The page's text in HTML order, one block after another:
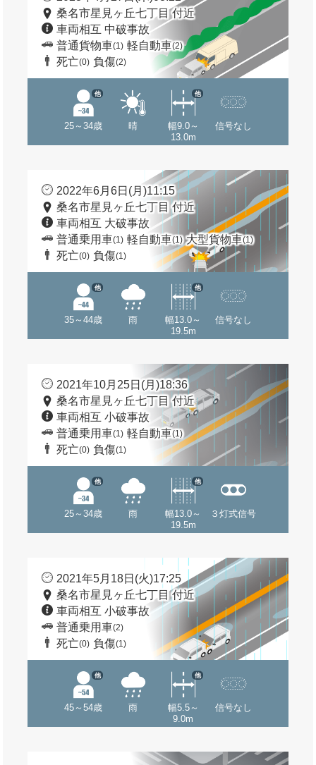
桑名市星見ヶ丘七丁目 付近
車両相互 中破事故
普通貨物車(1) 軽自動車(2)
死亡(0) 負傷(2)
25～34歳
他
晴
幅9.0～
13.0m
他
信号なし
2022年6月6日(月)11:15
桑名市星見ヶ丘七丁目 付近
車両相互 大破事故
普通乗用車(1) 軽自動車(1) 大型貨物車(1)
死亡(0) 負傷(1)
35～44歳
他
雨
幅13.0～
19.5m
他
信号なし
2021年10月25日(月)18:36
桑名市星見ヶ丘七丁目 付近
車両相互 小破事故
普通乗用車(1) 軽自動車(1)
死亡(0) 負傷(1)
25～34歳
他
雨
幅13.0～
19.5m
他
３灯式信号
2021年5月18日(火)17:25
桑名市星見ヶ丘七丁目 付近
車両相互 小破事故
普通乗用車(2)
死亡(0) 負傷(1)
45～54歳
他
雨
幅5.5～
9.0m
他
信号なし